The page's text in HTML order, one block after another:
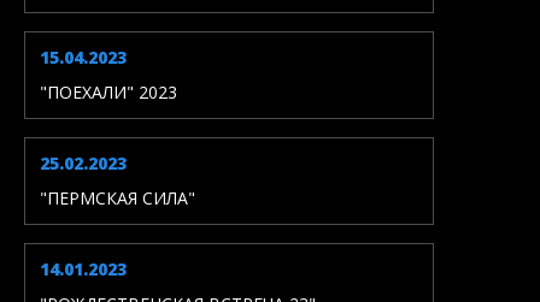
15.04.2023
"ПОЕХАЛИ" 2023
25.02.2023
"ПЕРМСКАЯ СИЛА"
14.01.2023